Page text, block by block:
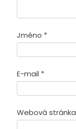
Jméno *
E-mail *
Webová stránka